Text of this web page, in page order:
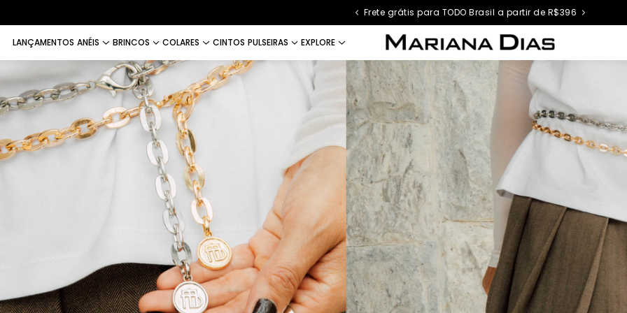
Frete grátis para TODO Brasil a partir de R$396
LANÇAMENTOS ANÉIS BRINCOS COLARES CINTOS PULSEIRAS EXPLORE